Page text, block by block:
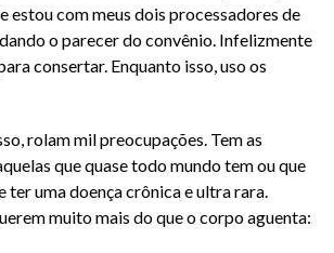
estou com meus dois processadores de
o parecer do convênio. Infelizmente
consertar. Enquanto isso, uso os
rolam mil preocupações. Tem as
que quase todo mundo tem ou que
ter uma doença crônica e ultra rara.
muito mais do que o corpo aguenta: